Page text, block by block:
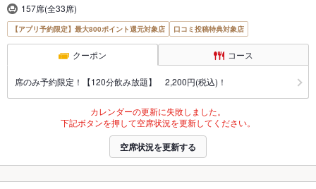
157席(全33席)
【アプリ予約限定】最大800ポイント還元対象店 口コミ投稿特典対象店
クーポン コース
席のみ予約限定！【120分飲み放題】 2,200円(税込)！
カレンダーの更新に失敗しました。
下記ボタンを押して空席状況を更新してください。
空席状況を更新する